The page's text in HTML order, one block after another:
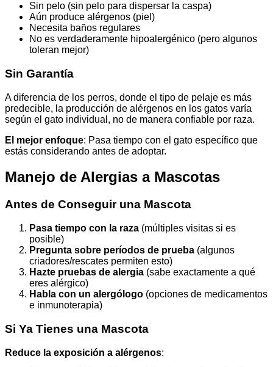
Sin pelo (sin pelo para dispersar la caspa)
Aún produce alérgenos (piel)
Necesita baños regulares
No es verdaderamente hipoalergénico (pero algunos
toleran mejor)
Sin Garantía
A diferencia de los perros, donde el tipo de pelaje es más
predecible, la producción de alérgenos en los gatos varía
según el gato individual, no de manera confiable por raza.
El mejor enfoque: Pasa tiempo con el gato específico que
estás considerando antes de adoptar.
Manejo de Alergias a Mascotas
Antes de Conseguir una Mascota
Pasa tiempo con la raza (múltiples visitas si es
posible)
Pregunta sobre períodos de prueba (algunos
criadores/rescates permiten esto)
Hazte pruebas de alergia (sabe exactamente a qué
eres alérgico)
Habla con un alergólogo (opciones de medicamentos
e inmunoterapia)
Si Ya Tienes una Mascota
Reduce la exposición a alérgenos: